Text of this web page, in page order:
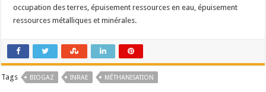
occupation des terres, épuisement ressources en eau, épuisement
ressources métalliques et minérales.
Tags BIOGAZ INRAE MÉTHANISATION